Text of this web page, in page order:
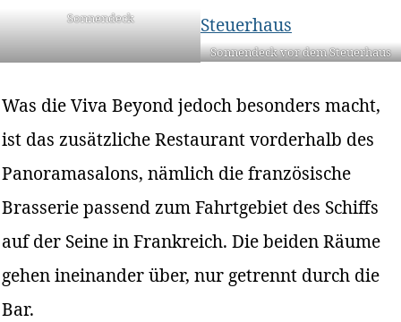
Sonnendeck
Sonnendeck vor dem Steuerhaus
Was die Viva Beyond jedoch besonders macht,
ist das zusätzliche Restaurant vorderhalb des
Panoramasalons, nämlich die französische
Brasserie passend zum Fahrtgebiet des Schiffs
auf der Seine in Frankreich. Die beiden Räume
gehen ineinander über, nur getrennt durch die
Bar.